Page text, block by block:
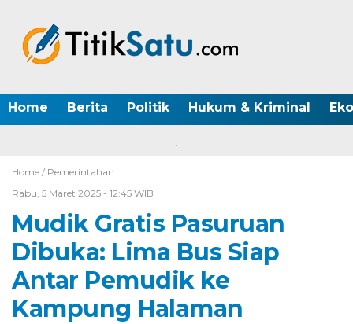
Home Berita Politik Hukum & Kriminal
Home / Pemerintahan
Rabu, 5 Maret 2025 - 12:45 WIB
Mudik Gratis Pasuruan
Dibuka: Lima Bus Siap
Antar Pemudik ke
Kampung Halaman